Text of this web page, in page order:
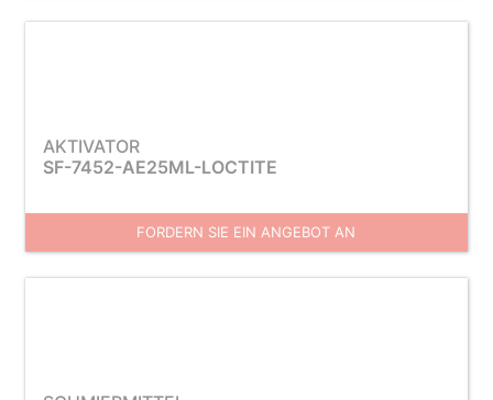
AKTIVATOR
SF-7452-AE25ML-LOCTITE
FORDERN SIE EIN ANGEBOT AN